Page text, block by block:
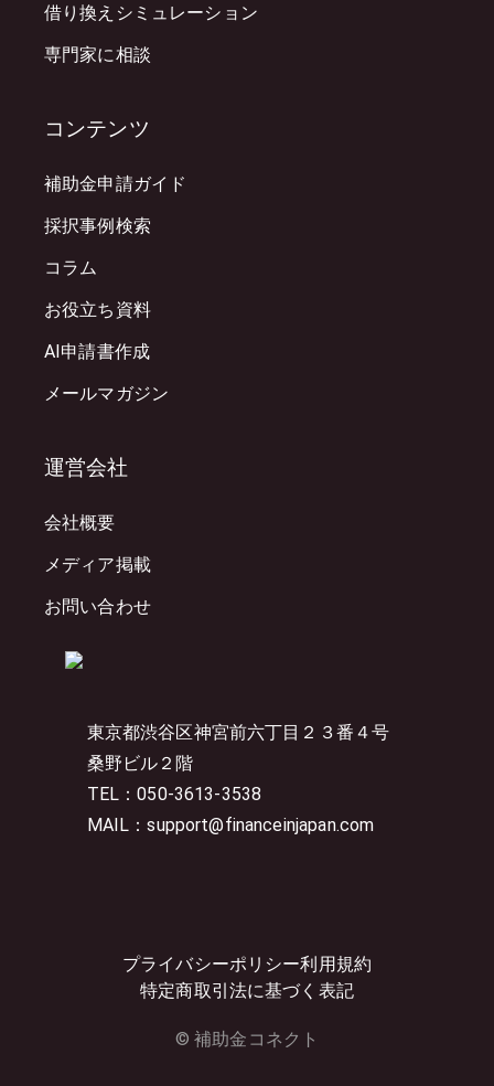
東京都渋谷区神宮前六丁目２３番４号
桑野ビル２階
TEL：050-3613-3538
MAIL：support@financeinjapan.com
プライバシーポリシー利用規約
特定商取引法に基づく表記
© 補助金コネクト
借り換えシミュレーション
専門家に相談
コンテンツ
補助金申請ガイド
採択事例検索
コラム
お役立ち資料
AI申請書作成
メールマガジン
運営会社
会社概要
メディア掲載
お問い合わせ